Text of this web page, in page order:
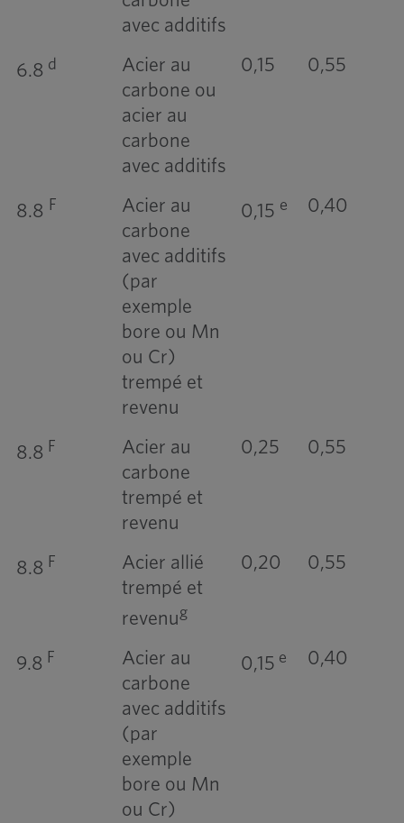
avec additifs
6.8 d
Acier au
carbone ou
acier au
carbone
avec additifs
0,15 0,55
8.8 F
Acier au
carbone
avec additifs
(par
exemple
bore ou Mn
ou Cr)
trempé et
revenu
0,15 e 0,40
8.8 F
Acier au
carbone
trempé et
revenu
0,25 0,55
8.8 F
Acier allié
trempé et
revenug
0,20 0,55
9.8 F
Acier au
carbone
avec additifs
(par
exemple
bore ou Mn
ou Cr)
0,15 e 0,40